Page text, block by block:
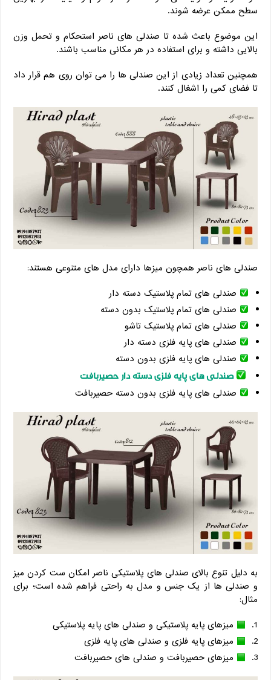
سطح ممکن عرضه شوند.
این موضوع باعث شده تا صندلی های ناصر استحکام و تحمل وزن
بالایی داشته و برای استفاده در هر مکانی مناسب باشند.
همچنین تعداد زیادی از این صندلی ها را می توان روی هم قرار داد
تا فضای کمی را اشغال کنند.
صندلی های ناصر همچون میزها دارای مدل های متنوعی هستند:
صندلی های تمام پلاستیک دسته دار
صندلی های تمام پلاستیک بدون دسته
صندلی های تمام پلاستیک تاشو
صندلی های پایه فلزی دسته دار
صندلی های پایه فلزی بدون دسته
صندلی های پایه فلزی دسته دار حصیربافت
صندلی های پایه فلزی بدون دسته حصیربافت
به دلیل تنوع بالای صندلی های پلاستیکی ناصر امکان ست کردن میز
و صندلی ها از یک جنس و مدل به راحتی فراهم شده است؛ برای
مثال:
میزهای پایه پلاستیکی و صندلی های پایه پلاستیکی
میزهای پایه فلزی و صندلی های پایه فلزی
میزهای حصیربافت و صندلی های حصیربافت